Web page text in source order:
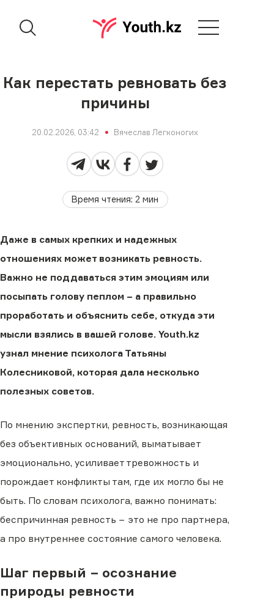
Как перестать ревновать без
причины
20.02.2026, 03:42 Вячеслав Легконогих
Время чтения:2 мин
Даже в самых крепких и надежных
отношениях может возникать ревность.
Важно не поддаваться этим эмоциям или
посыпать голову пеплом − а правильно
проработать и объяснить себе, откуда эти
мысли взялись в вашей голове. Youth.kz
узнал мнение психолога Татьяны
Колесниковой, которая дала несколько
полезных советов.
По мнению экспертки, ревность, возникающая
без объективных оснований, выматывает
эмоционально, усиливает тревожность и
порождает конфликты там, где их могло бы не
быть. По словам психолога, важно понимать:
беспричинная ревность − это не про партнера,
а про внутреннее состояние самого человека.
Шаг первый − осознание
природы ревности